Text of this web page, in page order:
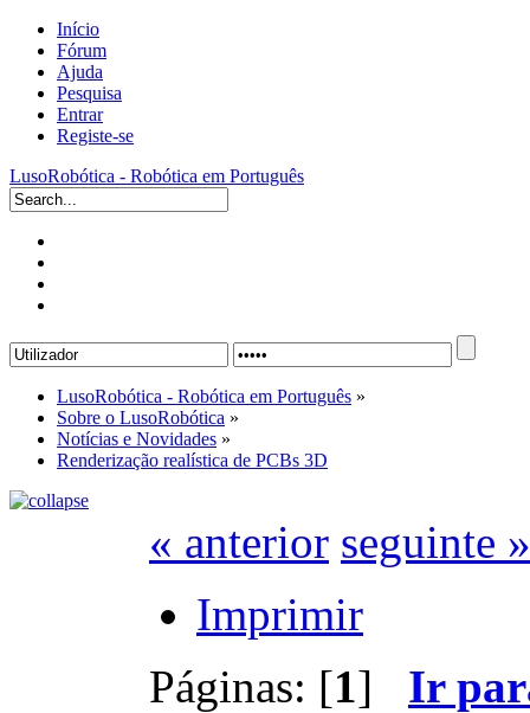
Início
Fórum
Ajuda
Pesquisa
Entrar
Registe-se
LusoRobótica - Robótica em Português
LusoRobótica - Robótica em Português »
Sobre o LusoRobótica »
Notícias e Novidades »
Renderização realística de PCBs 3D
« anterior seguinte »
Imprimir
Páginas: [1] Ir